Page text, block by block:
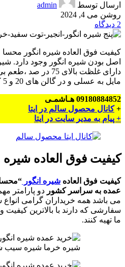
ارسال توسط
admin
روشن می 4, 2024
2 دیدگاه
اصل بودن شیره انگور وجود دارد.
دارای غلظت بالای
مایل به عسلی و در گالن های 20 و 5 کیلویی می باشد.
09180884852 هـاشمـی
+کانال محصول سالم در ایتا
+ پیام به مدیر سایت در ایتا
کیفیت فوق العاده شیره
کیفیت فوق العاده شیره انگور
عمده به سراسر کشور دو پارامتر
می باشد همه خریداران گرامی انواع
سفارشی که دارند با بالاترین
ما تهیه کنند.